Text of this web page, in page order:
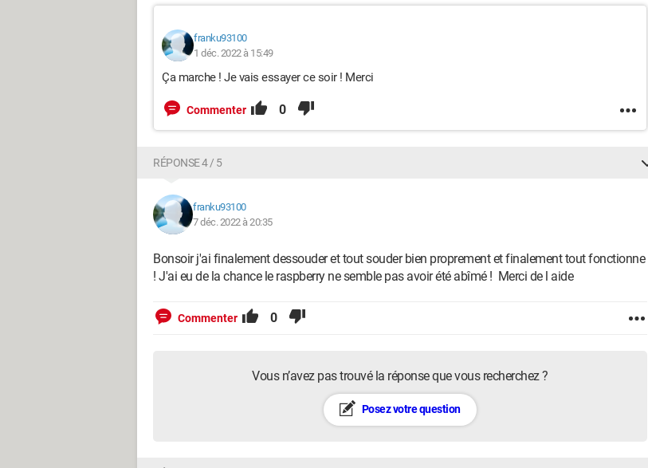
franku93100
1 déc. 2022 à 15:49
Ça marche ! Je vais essayer ce soir ! Merci
Commenter 0
RÉPONSE 4 / 5
franku93100
7 déc. 2022 à 20:35
Bonsoir j'ai finalement dessouder et tout souder bien proprement et finalement tout fonctionne
! J'ai eu de la chance le raspberry ne semble pas avoir été abîmé ! Merci de l aide
Commenter 0
Vous n’avez pas trouvé la réponse que vous recherchez ?
Posez votre question